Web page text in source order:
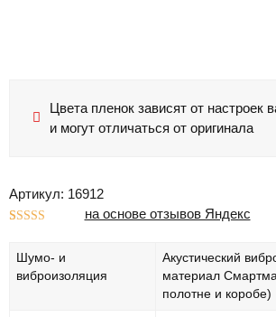
Артикул: 16912
основе
опроса
пользователя
на основе отзывов Яндекс
Шумо- и
виброизоляция
Акустический
материал
полотне и коробе)
Цвета пленок зависят от настроек
и могут отличаться от оригинала